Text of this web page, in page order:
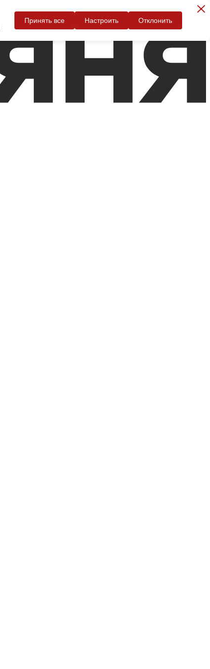
Принять все Настроить Отклонить